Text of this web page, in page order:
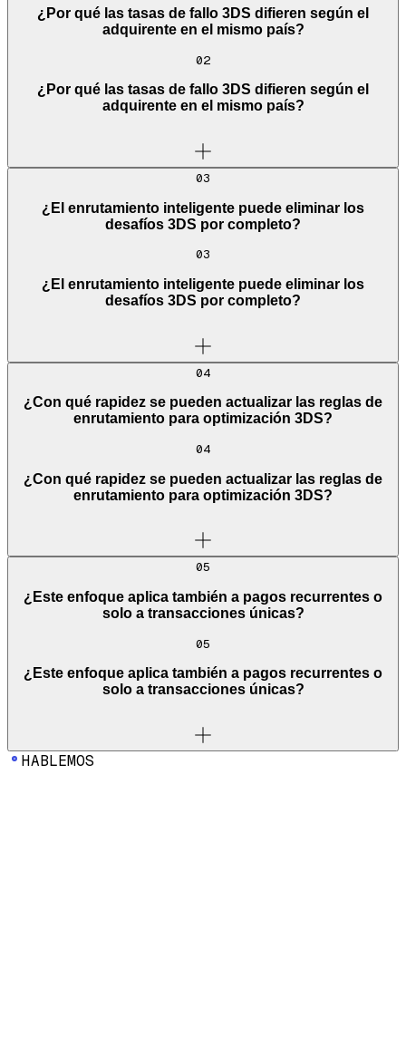
¿Por qué las tasas de fallo 3DS difieren según el
adquirente en el mismo país?
02
¿Por qué las tasas de fallo 3DS difieren según el
adquirente en el mismo país?
03
¿El enrutamiento inteligente puede eliminar los
desafíos 3DS por completo?
03
¿El enrutamiento inteligente puede eliminar los
desafíos 3DS por completo?
04
¿Con qué rapidez se pueden actualizar las reglas de
enrutamiento para optimización 3DS?
04
¿Con qué rapidez se pueden actualizar las reglas de
enrutamiento para optimización 3DS?
05
¿Este enfoque aplica también a pagos recurrentes o
solo a transacciones únicas?
05
¿Este enfoque aplica también a pagos recurrentes o
solo a transacciones únicas?
HABLEMOS